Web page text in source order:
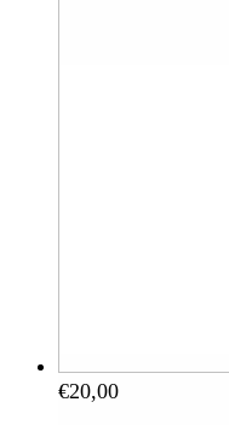
€20,00